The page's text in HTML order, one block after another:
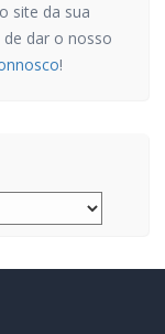
site da sua
dar o nosso
!